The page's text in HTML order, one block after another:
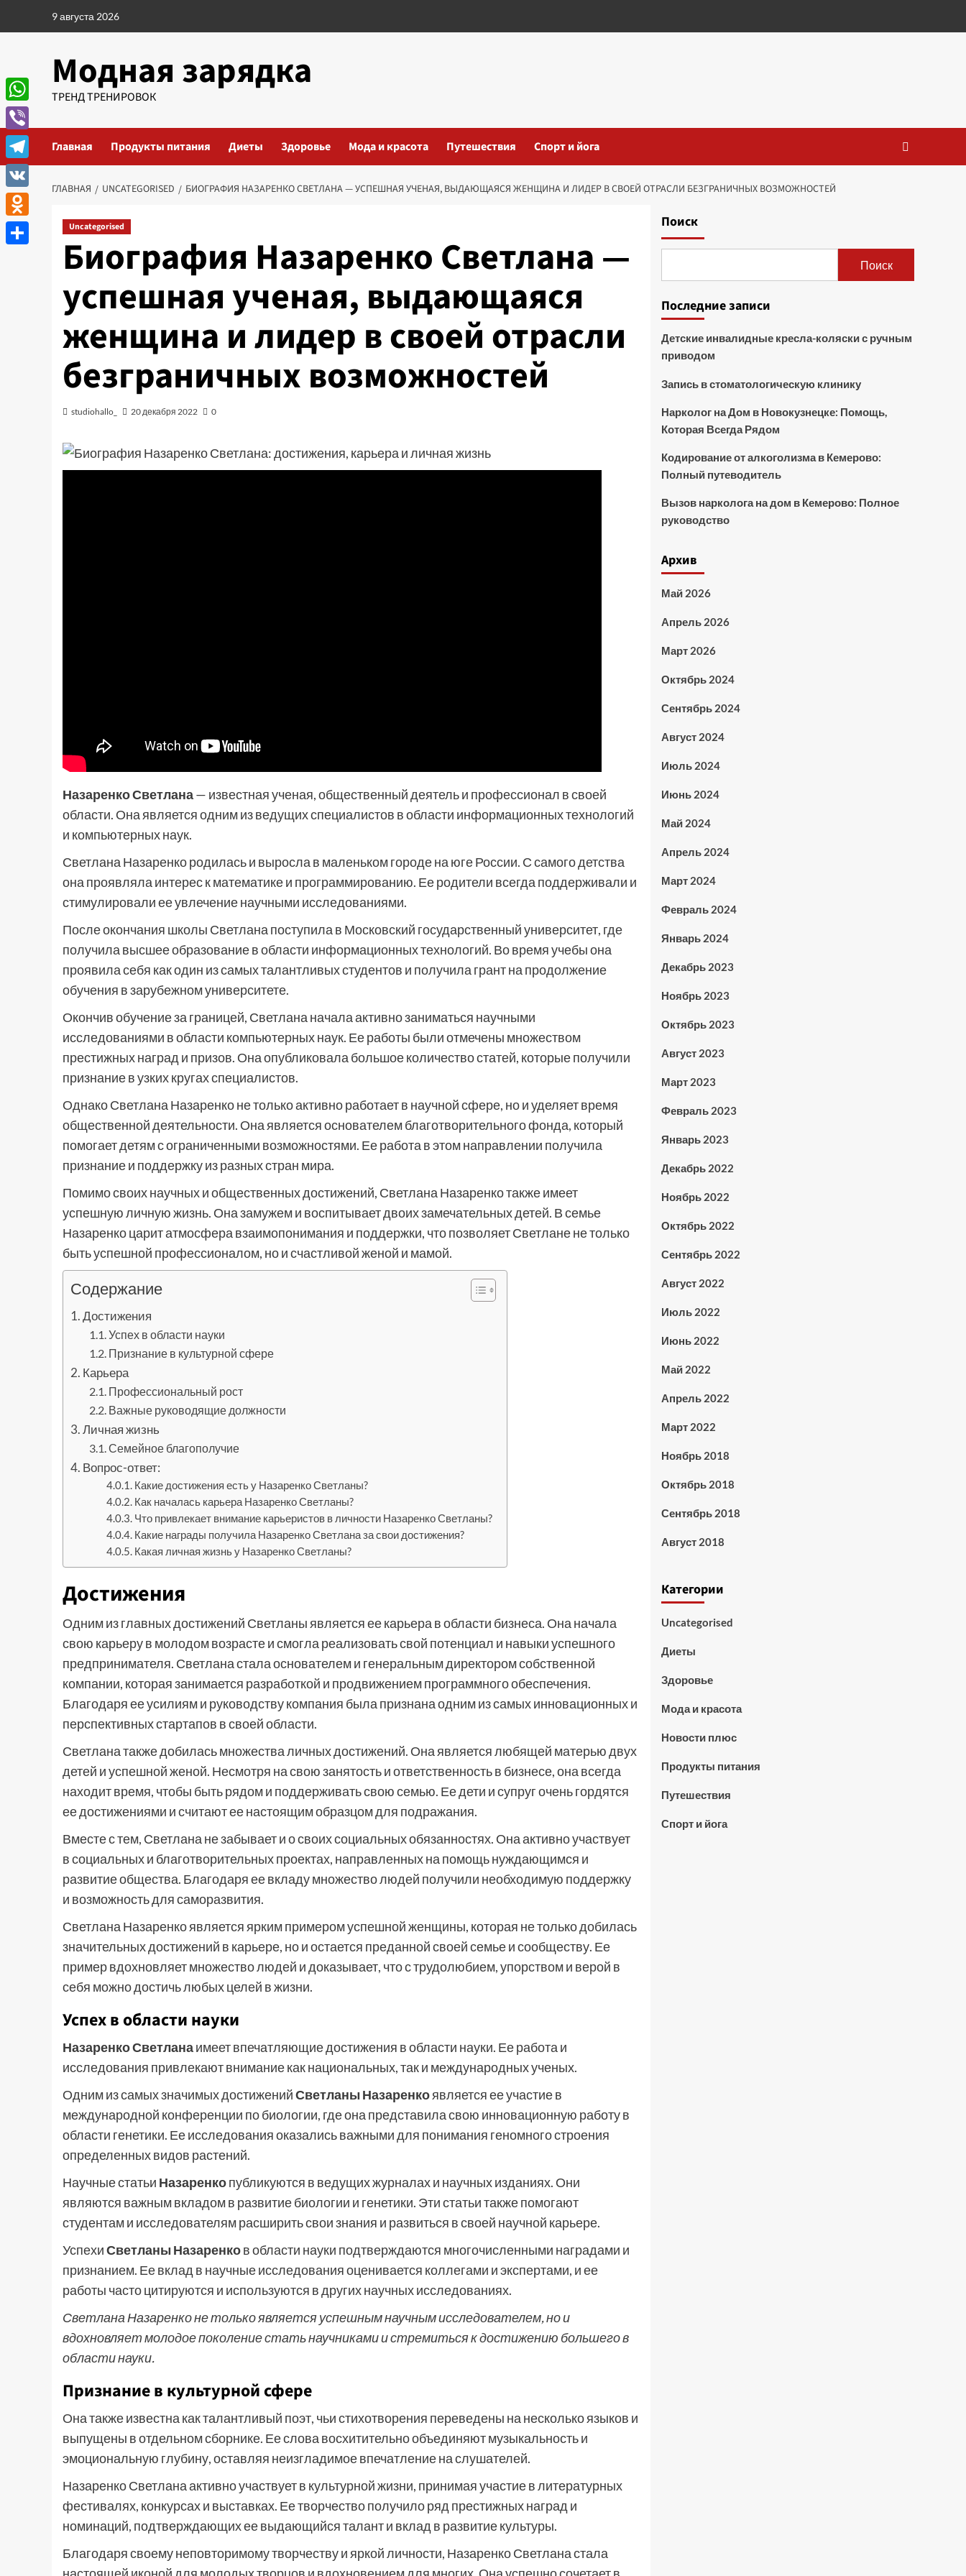
9 августа 2026
Модная зарядка
ТРЕНД ТРЕНИРОВОК
Главная Продукты питания Диеты Здоровье Мода и красота Путешествия Спорт и йога
ГЛАВНАЯ UNCATEGORISED БИОГРАФИЯ НАЗАРЕНКО СВЕТЛАНА — УСПЕШНАЯ УЧЕНАЯ, ВЫДАЮЩАЯСЯ ЖЕНЩИНА И ЛИДЕР В СВОЕЙ ОТРАСЛИ БЕЗГРАНИЧНЫХ ВОЗМОЖНОСТЕЙ
Uncategorised
Биография Назаренко Светлана —
успешная ученая, выдающаяся
женщина и лидер в своей отрасли
безграничных возможностей
studiohallo_ 20 декабря 2022 0
Назаренко Светлана— известная ученая, общественный деятель и профессионал в своей
области. Она является одним из ведущих специалистов в области информационных технологий
и компьютерных наук.
Светлана Назаренко родилась и выросла в маленьком городе на юге России. С самого детства
она проявляла интерес к математике и программированию. Ее родители всегда поддерживали и
стимулировали ее увлечение научными исследованиями.
После окончания школы Светлана поступила в Московский государственный университет, где
получила высшее образование в области информационных технологий. Во время учебы она
проявила себя как один из самых талантливых студентов и получила грант на продолжение
обучения в зарубежном университете.
Окончив обучение за границей, Светлана начала активно заниматься научными
исследованиями в области компьютерных наук. Ее работы были отмечены множеством
престижных наград и призов. Она опубликовала большое количество статей, которые получили
признание в узких кругах специалистов.
Однако Светлана Назаренко не только активно работает в научной сфере, но и уделяет время
общественной деятельности. Она является основателем благотворительного фонда, который
помогает детям с ограниченными возможностями. Ее работа в этом направлении получила
признание и поддержку из разных стран мира.
Помимо своих научных и общественных достижений, Светлана Назаренко также имеет
успешную личную жизнь. Она замужем и воспитывает двоих замечательных детей. В семье
Назаренко царит атмосфера взаимопонимания и поддержки, что позволяет Светлане не только
быть успешной профессионалом, но и счастливой женой и мамой.
Содержание
Достижения
Успех в области науки
Признание в культурной сфере
Карьера
Профессиональный рост
Важные руководящие должности
Личная жизнь
Семейное благополучие
Вопрос-ответ:
Какие достижения есть у Назаренко Светланы?
Как началась карьера Назаренко Светланы?
Что привлекает внимание карьеристов в личности Назаренко Светланы?
Какие награды получила Назаренко Светлана за свои достижения?
Какая личная жизнь у Назаренко Светланы?
Достижения
Одним из главных достижений Светланы является ее карьера в области бизнеса. Она начала
свою карьеру в молодом возрасте и смогла реализовать свой потенциал и навыки успешного
предпринимателя. Светлана стала основателем и генеральным директором собственной
компании, которая занимается разработкой и продвижением программного обеспечения.
Благодаря ее усилиям и руководству компания была признана одним из самых инновационных и
перспективных стартапов в своей области.
Светлана также добилась множества личных достижений. Она является любящей матерью двух
детей и успешной женой. Несмотря на свою занятость и ответственность в бизнесе, она всегда
находит время, чтобы быть рядом и поддерживать свою семью. Ее дети и супруг очень гордятся
ее достижениями и считают ее настоящим образцом для подражания.
Вместе с тем, Светлана не забывает и о своих социальных обязанностях. Она активно участвует
в социальных и благотворительных проектах, направленных на помощь нуждающимся и
развитие общества. Благодаря ее вкладу множество людей получили необходимую поддержку
и возможность для саморазвития.
Светлана Назаренко является ярким примером успешной женщины, которая не только добилась
значительных достижений в карьере, но и остается преданной своей семье и сообществу. Ее
пример вдохновляет множество людей и доказывает, что с трудолюбием, упорством и верой в
себя можно достичь любых целей в жизни.
Успех в области науки
Назаренко Светланаимеет впечатляющие достижения в области науки. Ее работа и
исследования привлекают внимание как национальных, так и международных ученых.
Одним из самых значимых достиженийСветланы Назаренкоявляется ее участие в
международной конференции по биологии, где она представила свою инновационную работу в
области генетики. Ее исследования оказались важными для понимания геномного строения
определенных видов растений.
Научные статьи Назаренкопубликуются в ведущих журналах и научных изданиях. Они
являются важным вкладом в развитие биологии и генетики. Эти статьи также помогают
студентам и исследователям расширить свои знания и развиться в своей научной карьере.
УспехиСветланы Назаренков области науки подтверждаются многочисленными наградами и
признанием. Ее вклад в научные исследования оценивается коллегами и экспертами, и ее
работы часто цитируются и используются в других научных исследованиях.
Светлана Назаренко не только является успешным научным исследователем, но и
вдохновляет молодое поколение стать научниками и стремиться к достижению большего в
области науки.
Признание в культурной сфере
Она также известна как талантливый поэт, чьи стихотворения переведены на несколько языков и
выпущены в отдельном сборнике. Ее слова восхитительно объединяют музыкальность и
эмоциональную глубину, оставляя неизгладимое впечатление на слушателей.
Назаренко Светлана активно участвует в культурной жизни, принимая участие в литературных
фестивалях, конкурсах и выставках. Ее творчество получило ряд престижных наград и
номинаций, подтверждающих ее выдающийся талант и вклад в развитие культуры.
Благодаря своему неповторимому творчеству и яркой личности, Назаренко Светлана стала
Поиск
Поиск
Последние записи
Детские инвалидные кресла-коляски с ручным
приводом
Запись в стоматологическую клинику
Нарколог на Дом в Новокузнецке: Помощь,
Которая Всегда Рядом
Кодирование от алкоголизма в Кемерово:
Полный путеводитель
Вызов нарколога на дом в Кемерово: Полное
руководство
Архив
Май 2026
Апрель 2026
Март 2026
Октябрь 2024
Сентябрь 2024
Август 2024
Июль 2024
Июнь 2024
Май 2024
Апрель 2024
Март 2024
Февраль 2024
Январь 2024
Декабрь 2023
Ноябрь 2023
Октябрь 2023
Август 2023
Март 2023
Февраль 2023
Январь 2023
Декабрь 2022
Ноябрь 2022
Октябрь 2022
Сентябрь 2022
Август 2022
Июль 2022
Июнь 2022
Май 2022
Апрель 2022
Март 2022
Ноябрь 2018
Октябрь 2018
Сентябрь 2018
Август 2018
Категории
Uncategorised
Диеты
Здоровье
Мода и красота
Новости плюс
Продукты питания
Путешествия
Спорт и йога
WhatsApp
Viber
Telegram
VK
Odnoklassniki